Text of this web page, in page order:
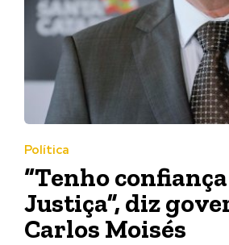
Política
“Tenho
Justiça”, diz
Carlos Moisés